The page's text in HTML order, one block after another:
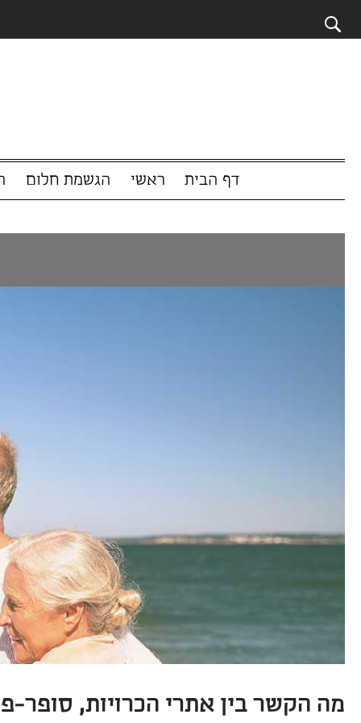
דף הבית ראשי הגשמת חלום